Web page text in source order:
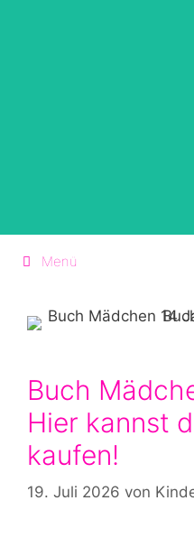
Menü
Buch
Hier kannst
kaufen!
19. Juli 2026 von